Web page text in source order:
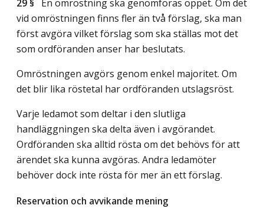
29 § En omröstning ska genomföras öppet. Om det
vid omröstningen finns fler än två förslag, ska man
först avgöra vilket förslag som ska ställas mot det
som ordföranden anser har beslutats.
Omröstningen avgörs genom enkel majoritet. Om
det blir lika röstetal har ordföranden utslagsröst.
Varje ledamot som deltar i den slutliga
handläggningen ska delta även i avgörandet.
Ordföranden ska alltid rösta om det behövs för att
ärendet ska kunna avgöras. Andra ledamöter
behöver dock inte rösta för mer än ett förslag.
Reservation och avvikande mening